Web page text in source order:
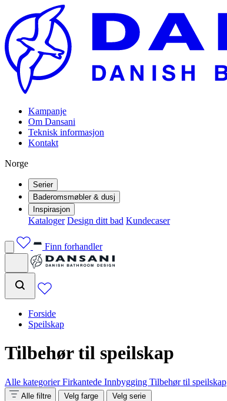
Kampanje
Om Dansani
Teknisk informasjon
Kontakt
Norge
Serier
Baderomsmøbler & dusj
Inspirasjon
Kataloger Design ditt bad Kundecaser
Finn forhandler
Forside
Speilskap
Tilbehør til speilskap
Alle kategorierFirkantede Innbygging Tilbehør til speilskap
Alle filtre Velg farge Velg serie